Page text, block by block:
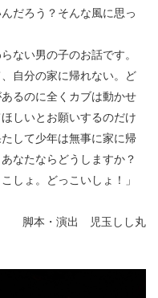
だろう？そんな風に思っ
ない男の子のお話です。
自分の家に帰れない。ど
るのに全くカブは動かせ
しいとお願いするのだけ
して少年は無事に家に帰
なたならどうしますか？
しょ。どっこいしょ！」
脚本・演出 児玉しし丸